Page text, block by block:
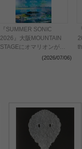
『SUMMER SONIC
2026』大阪MOUNTAIN
STAGEにオマリオンがヘ
ッドライナーとして出演決
(2026/07/06)